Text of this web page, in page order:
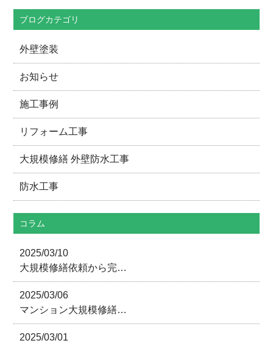
ブログカテゴリ
外壁塗装
お知らせ
施工事例
リフォーム工事
大規模修繕 外壁防水工事
防水工事
コラム
2025/03/10
大規模修繕依頼から完…
2025/03/06
マンション大規模修繕…
2025/03/01